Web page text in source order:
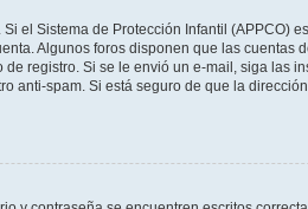
el Sistema de Protección Infantil (APPCO)
Algunos foros disponen que las cuentas
registro. Si se le envió un e-mail, siga las
spam. Si está seguro de que la